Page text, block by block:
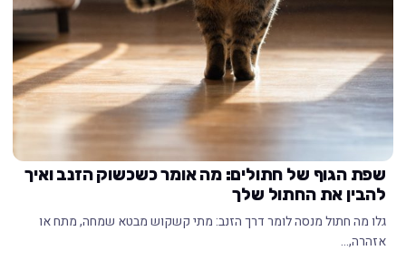
שפת הגוף של חתולים: מה אומר כשכשוק הזנב ואיך
להבין את החתול שלך
גלו מה חתול מנסה לומר דרך הזנב: מתי קשקוש מבטא שמחה, מתח או
אזהרה,…